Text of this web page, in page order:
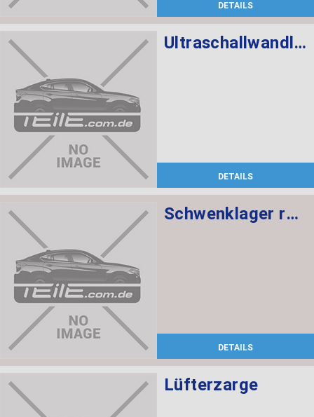
DETAILS
Ultraschallwandler schwarz
DETAILS
Schwenklager rechts
DETAILS
Lüfterzarge